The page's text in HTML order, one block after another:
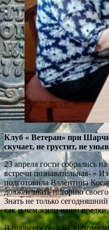
Клуб « Ветеран» при
скучает, не грустит, не
23 апреля гости собрались
встречи познавательная- «
подготовила Валентина
должен знать историю
Знать не только
как и чем жили наши
В процессе беседы